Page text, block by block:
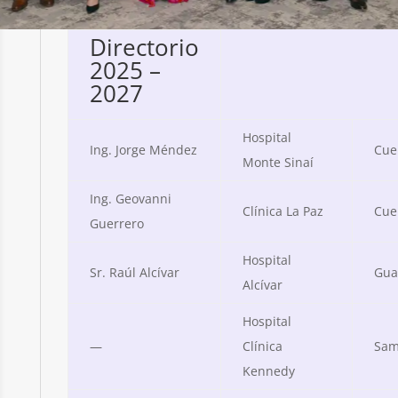
Directorio
2025 –
2027
Ing. Jorge Méndez
Hospital
Monte Sinaí
Ing. Geovanni
Guerrero
Clínica La Paz
Sr. Raúl Alcívar
Hospital
Alcívar
—
Hospital
Clínica
Kennedy